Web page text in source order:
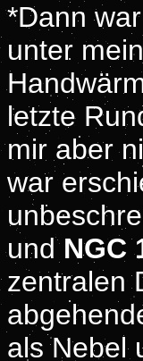
*Dann
unter
letzte
mir aber
war
undNGC
zentralen
als Nebel